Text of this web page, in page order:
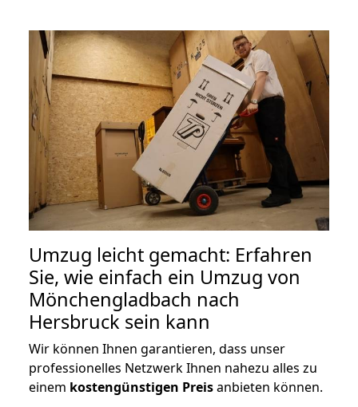
Umzug leicht gemacht: Erfahren
Sie, wie einfach ein Umzug von
Mönchengladbach nach
Hersbruck sein kann
Wir können Ihnen garantieren, dass unser
professionelles Netzwerk Ihnen nahezu alles zu
einem kostengünstigen Preisanbieten können.